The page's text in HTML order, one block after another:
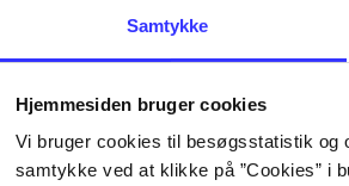
Samtykke
Hjemmesiden bruger cookies
Vi bruger cookies til besøgsstatistik
samtykke ved at klikke på ”Cookies” i